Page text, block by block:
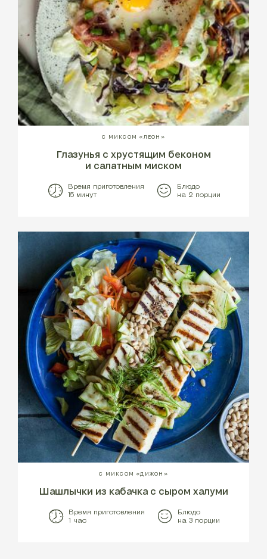
С МИКСОМ «ЛЕОН»
Глазунья с хрустящим беконом
и салатным миском
Время приготовления
15 минут
Блюдо
на 2 порции
С МИКСОМ «ДИЖОН»
Шашлычки из кабачка с сыром халуми
Время приготовления
1 час
Блюдо
на 3 порции